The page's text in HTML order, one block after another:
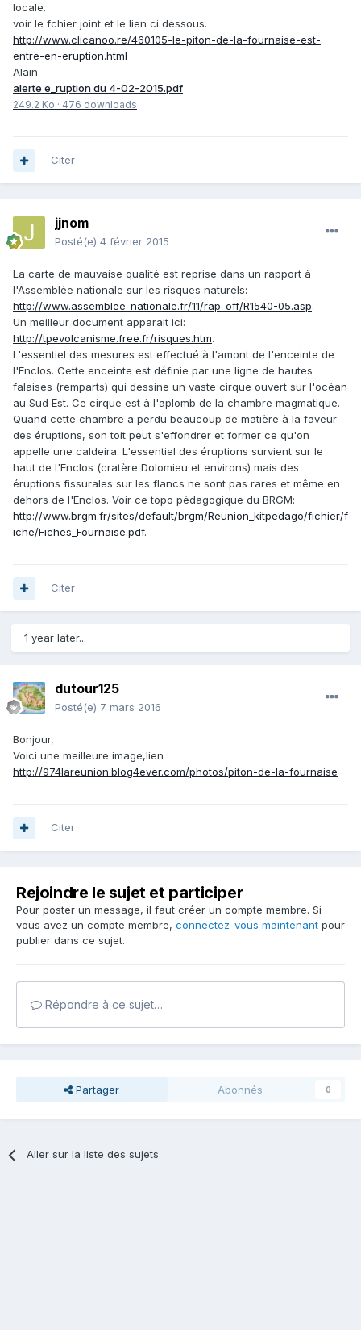
locale.
voir le fchier joint et le lien ci dessous.
http://www.clicanoo.re/460105-le-piton-de-la-fournaise-est-
entre-en-eruption.html
Alain
alerte e_ruption du 4-02-2015.pdf
249.2 Ko · 476 downloads
Citer
jjnom
Posté(e) 4 février 2015
La carte de mauvaise qualité est reprise dans un rapport à
l'Assemblée nationale sur les risques naturels:
http://www.assemblee-nationale.fr/11/rap-off/R1540-05.asp.
Un meilleur document apparait ici:
http://tpevolcanisme.free.fr/risques.htm.
L'essentiel des mesures est effectué à l'amont de l'enceinte de
l'Enclos. Cette enceinte est définie par une ligne de hautes
falaises (remparts) qui dessine un vaste cirque ouvert sur l'océan
au Sud Est. Ce cirque est à l'aplomb de la chambre magmatique.
Quand cette chambre a perdu beaucoup de matière à la faveur
des éruptions, son toit peut s'effondrer et former ce qu'on
appelle une caldeira. L'essentiel des éruptions survient sur le
haut de l'Enclos (cratère Dolomieu et environs) mais des
éruptions fissurales sur les flancs ne sont pas rares et même en
dehors de l'Enclos. Voir ce topo pédagogique du BRGM:
http://www.brgm.fr/sites/default/brgm/Reunion_kitpedago/fichier/f
iche/Fiches_Fournaise.pdf.
Citer
1 year later...
dutour125
Posté(e) 7 mars 2016
Bonjour,
Voici une meilleure image,lien
http://974lareunion.blog4ever.com/photos/piton-de-la-fournaise
Citer
Rejoindre le sujet et participer
Pour poster un message, il faut créer un compte membre. Si
vous avez un compte membre, connectez-vous maintenant pour
publier dans ce sujet.
Répondre à ce sujet…
Partager Abonnés 0
Aller sur la liste des sujets